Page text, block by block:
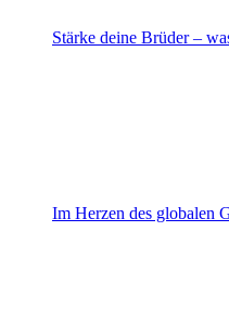
Stärke deine Brüder –
Im Herzen des globalen